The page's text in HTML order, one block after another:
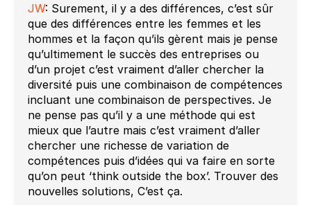
JW: Surement, il y a des différences, c’est sûr
que des différences entre les femmes et les
hommes et la façon qu’ils gèrent mais je pense
qu’ultimement le succès des entreprises ou
d’un projet c’est vraiment d’aller chercher la
diversité puis une combinaison de compétences
incluant une combinaison de perspectives. Je
ne pense pas qu’il y a une méthode qui est
mieux que l’autre mais c’est vraiment d’aller
chercher une richesse de variation de
compétences puis d’idées qui va faire en sorte
qu’on peut ‘think outside the box’. Trouver des
nouvelles solutions, C’est ça.